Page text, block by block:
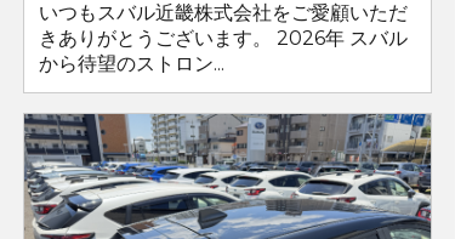
いつもスバル近畿株式会社をご愛顧いただ
きありがとうございます。 2026年 スバル
から待望のストロン...